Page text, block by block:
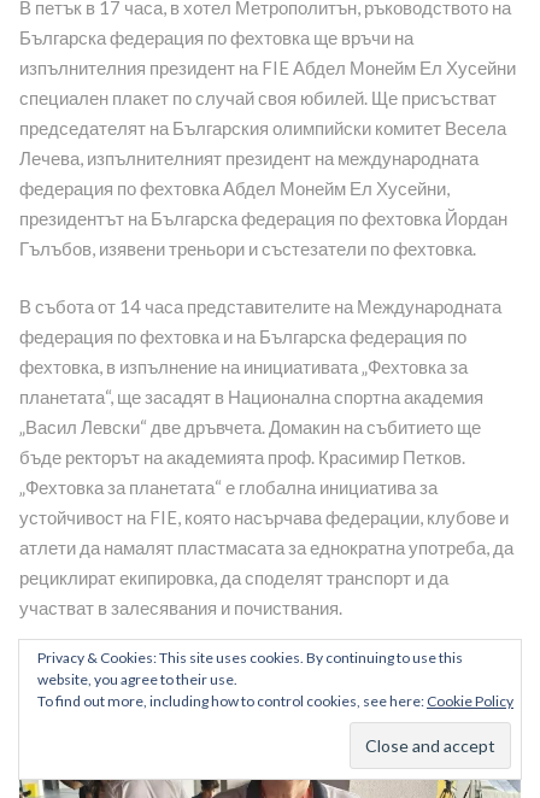
В петък в 17 часа, в хотел Метрополитън, ръководството на
Българска федерация по фехтовка ще връчи на
изпълнителния президент на FIE Абдел Монейм Ел Хусейни
специален плакет по случай своя юбилей. Ще присъстват
председателят на Българския олимпийски комитет Весела
Лечева, изпълнителният президент на международната
федерация по фехтовка Абдел Монейм Ел Хусейни,
президентът на Българска федерация по фехтовка Йордан
Гълъбов, изявени треньори и състезатели по фехтовка.
В събота от 14 часа представителите на Международната
федерация по фехтовка и на Българска федерация по
фехтовка, в изпълнение на инициативата „Фехтовка за
планетата“, ще засадят в Национална спортна академия
„Васил Левски“ две дръвчета. Домакин на събитието ще
бъде ректорът на академията проф. Красимир Петков.
„Фехтовка за планетата“ е глобална инициатива за
устойчивост на FIE, която насърчава федерации, клубове и
атлети да намалят пластмасата за еднократна употреба, да
рециклират екипировка, да споделят транспорт и да
участват в залесявания и почиствания.
Privacy & Cookies: This site uses cookies. By continuing to use this
website, you agree to their use.
To find out more, including how to control cookies, see here: Cookie Policy